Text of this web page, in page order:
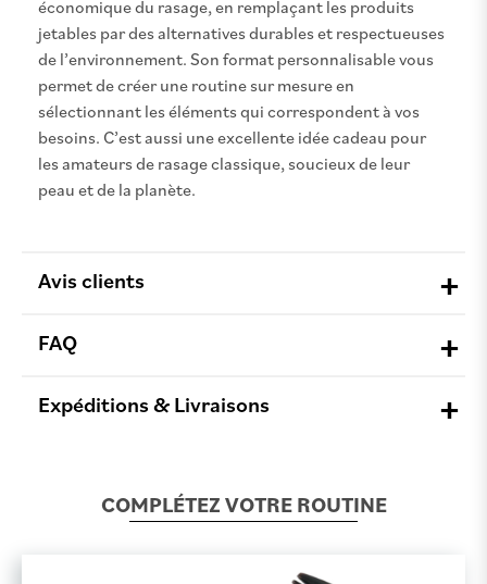
économique du rasage, en remplaçant les produits
jetables par des alternatives durables et respectueuses
de l’environnement. Son format personnalisable vous
permet de créer une routine sur mesure en
sélectionnant les éléments qui correspondent à vos
besoins. C’est aussi une excellente idée cadeau pour
les amateurs de rasage classique, soucieux de leur
peau et de la planète.
Avis clients
FAQ
Expéditions & Livraisons
COMPLÉTEZ VOTRE ROUTINE